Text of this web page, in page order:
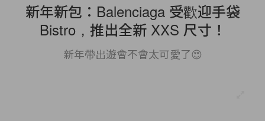
新年新包：Balenciaga 受歡迎手袋
Bistro，推出全新 XXS 尺寸！
新年帶出遊會不會太可愛了😍